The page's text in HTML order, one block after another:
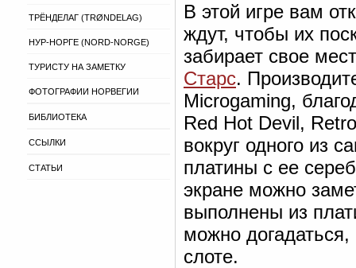
ТРЁНДЕЛАГ (TRØNDELAG)
НУР-НОРГЕ (NORD-NORGE)
ТУРИСТУ НА ЗАМЕТКУ
ФОТОГРАФИИ НОРВЕГИИ
БИБЛИОТЕКА
ССЫЛКИ
СТАТЬИ
В этой игре вам
ждут, чтобы их
забирает свое
Старс.
Microgaming,
Red Hot Devil,
вокруг одного из
платины с ее
экране можно
выполнены из
можно
слоте.